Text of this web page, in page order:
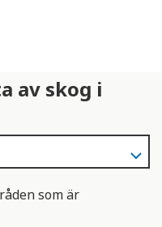
av skog i
som är